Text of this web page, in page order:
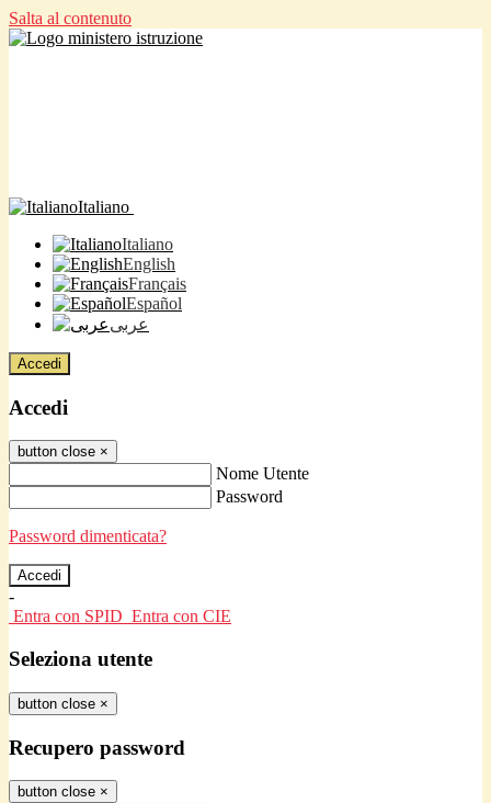
Salta al contenuto
Italiano
Italiano
English
Français
Español
عربى
Accedi
Accedi
button close ×
Nome Utente
Password
Password dimenticata?
-
Entra con SPID Entra con CIE
Seleziona utente
button close ×
Recupero password
button close ×